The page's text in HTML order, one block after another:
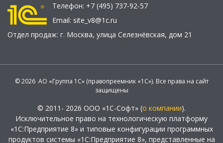
Телефон: +7 (495) 737-92-57
Email: site_v8@1c.ru
Отдел продаж: г. Москва, улица Селезнёвская, дом 21
© 2026 АО «Группа 1С» (правопреемник «1С»). Все права на сайт
защищены
© 2011- 2026 ООО «1С-Софт» (о компании).
Исключительное право на технологическую платформу
«1С:Предприятие 8» и типовые конфигурации программных
продуктов системы «1С:Предприятие 8», представленные на